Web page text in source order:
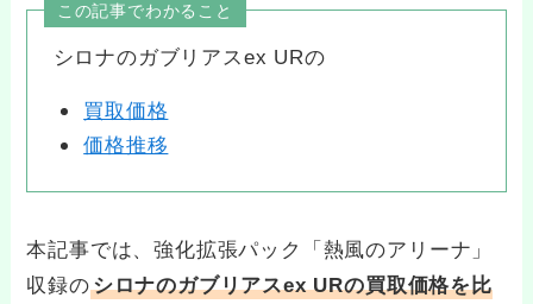
この記事でわかること
シロナのガブリアスex URの
買取価格
価格推移
本記事では、強化拡張パック「熱風のアリーナ」
収録のシロナのガブリアスex URの買取価格を比